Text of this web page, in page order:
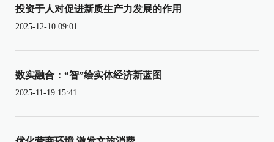
投资于人对促进新质生产力发展的作用
2025-12-10 09:01
数实融合：“智”绘实体经济新蓝图
2025-11-19 15:41